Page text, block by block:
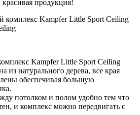
продукция!
Kampfer Little Sport Ceiling
Kampfer Little Sport Ceiling
из натурального дерева, все края
обеспечивая большую
потолком и полом удобно тем что
и комплекс можно передвигать с